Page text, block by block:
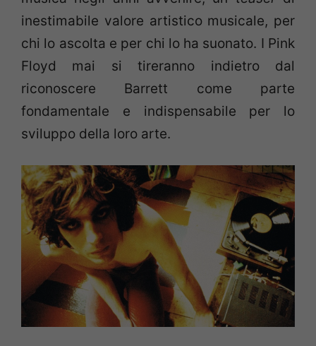
inestimabile valore artistico musicale, per
chi lo ascolta e per chi lo ha suonato. I Pink
Floyd mai si tireranno indietro dal
riconoscere Barrett come parte
fondamentale e indispensabile per lo
sviluppo della loro arte.